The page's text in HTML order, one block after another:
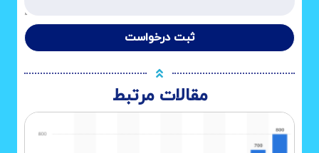
ثبت درخواست
مقالات مرتبط